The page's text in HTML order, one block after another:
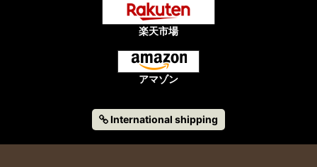
楽天市場
アマゾン
International shipping